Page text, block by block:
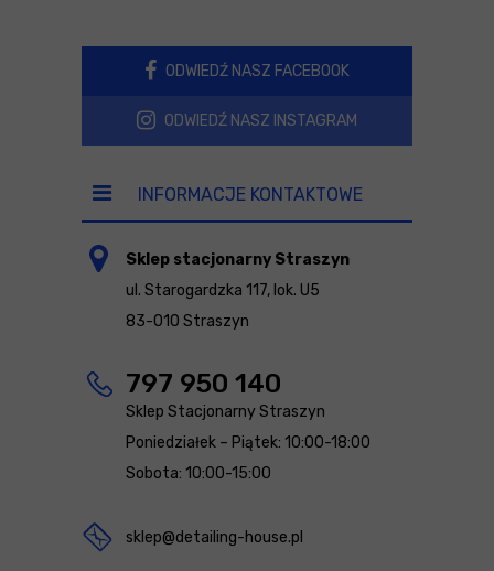
ODWIEDŹ NASZ FACEBOOK
ODWIEDŹ NASZ INSTAGRAM
INFORMACJE KONTAKTOWE
Sklep stacjonarny Straszyn
ul. Starogardzka 117, lok. U5
83-010 Straszyn
797 950 140
Sklep Stacjonarny Straszyn
Poniedziałek – Piątek: 10:00-18:00
Sobota: 10:00-15:00
sklep@detailing-house.pl